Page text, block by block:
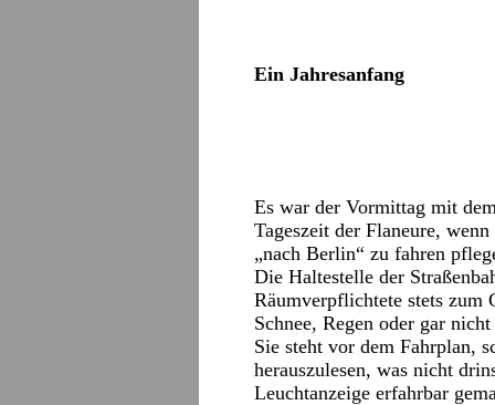
Ein Jahresanfang
Es war der Vormittag mit
Tageszeit der Flaneure,
„nach Berlin“ zu fahren
Die Haltestelle der
Räumverpflichtete stets zum
Schnee, Regen oder gar
Sie steht vor dem Fahrplan,
herauszulesen, was nicht
Leuchtanzeige erfahrbar